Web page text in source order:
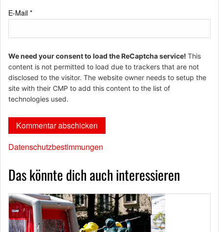
E-Mail *
We need your consent to load the ReCaptcha service! This
content is not permitted to load due to trackers that are not
disclosed to the visitor. The website owner needs to setup the
site with their CMP to add this content to the list of
technologies used.
Datenschutzbestimmungen
Das könnte dich auch interessieren